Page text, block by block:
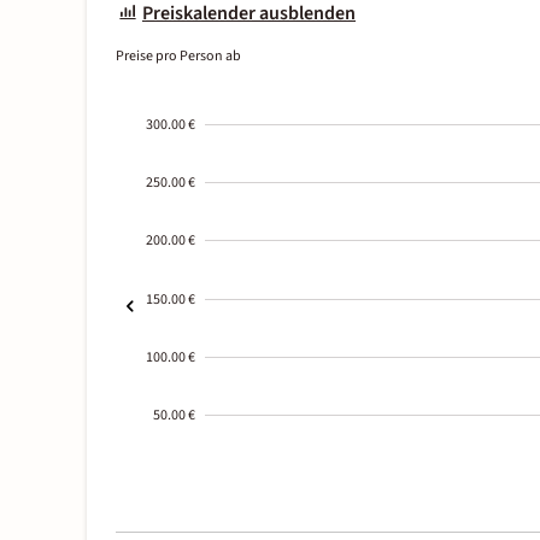
Preiskalender ausblenden
Preise pro Person ab
300.00 €
250.00 €
200.00 €
150.00 €
100.00 €
50.00 €
01-02